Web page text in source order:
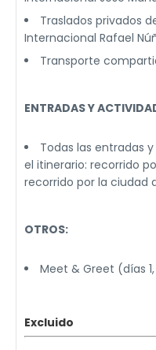
Traslados privados
Internacional Rafael
Transporte
ENTRADAS Y
Todas las entradas
el itinerario: recorrido
recorrido por la ciudad
OTROS:
Meet & Greet (días
Excluido